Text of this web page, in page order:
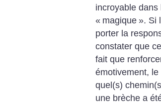
incroyable
« magique ». Si
porter la
constater que
fait que
émotivement,
quel(s)
une brèche a